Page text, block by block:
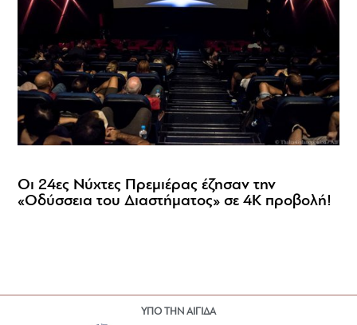
Οι 24ες Νύχτες Πρεμιέρας έζησαν την
«Οδύσσεια του Διαστήματος» σε 4K προβολή!
ΥΠΟ ΤΗΝ ΑΙΓΙΔΑ